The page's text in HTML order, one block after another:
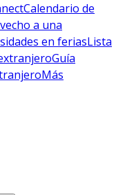
Calendario de
a una
en feriasLista
Guía
Más